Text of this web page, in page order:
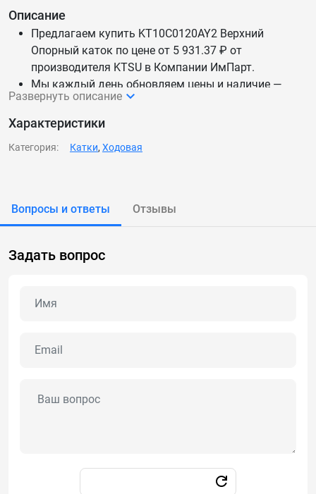
Описание
Предлагаем купить KT10C0120AY2 Верхний
Опорный каток по цене от 5 931.37 ₽ от
производителя KTSU в Компании ИмПарт.
Мы каждый день обновляем цены и наличие —
данные актуальны.
Доставим KT10C0120AY2 Верхний Опорный каток
по России и СНГ.
Развернуть описание
Характеристики
Категория: Катки, Ходовая
Вопросы и ответы Отзывы
Задать вопрос